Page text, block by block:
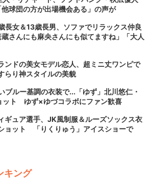
球団の方が出場機会ある」の声が
長女＆13歳長男、ソファでリラックス仲良
さんにも麻央さんにも似てますね」「大人
ンドの美女モデル恋人、超ミニ丈ワンピで
り神スタイルの美貌
ブルー基調の衣装で...「ゆず」北川悠仁・
ット ゆず×ゆづコラボにファン歓喜
ギュア選手、JK風制服＆ルーズソックス衣
ョット 「りくりゅう」アイスショーで
キング